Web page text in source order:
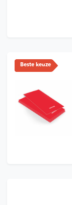
Beste keuze